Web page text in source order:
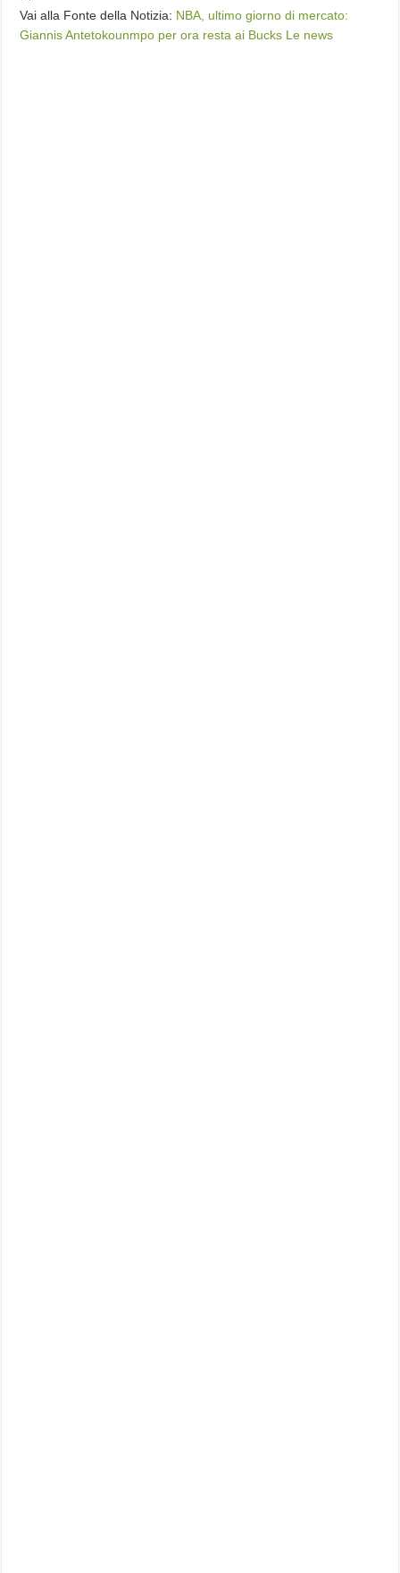
Vai alla Fonte della Notizia: NBA, ultimo giorno di mercato:
Giannis Antetokounmpo per ora resta ai Bucks Le news